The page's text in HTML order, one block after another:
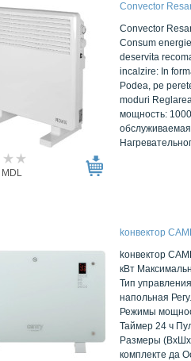
MDL
Convector
Convector
Consum
deservita
incalzire: In
Podea, pe
moduri
мощность:
Нагревательног
kонвектор
kонвектор
кВт
Тип
напольная
Режимы
Таймер 24 ч
Размеры
комплекте да